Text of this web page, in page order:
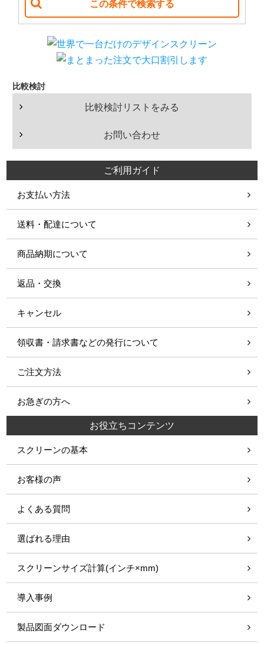
ホール（100人以上）
学校・施設での利用
イベント・ショップでの利用
210 220
比較検討
比較検討リストをみる
お問い合わせ
ご利用ガイド
お支払い方法
送料・配達について
商品納期について
返品・交換
キャンセル
領収書・請求書などの発行について
ご注文方法
お急ぎの方へ
お役立ちコンテンツ
スクリーンの基本
お客様の声
よくある質問
選ばれる理由
スクリーンサイズ計算(インチ×mm)
導入事例
製品図面ダウンロード